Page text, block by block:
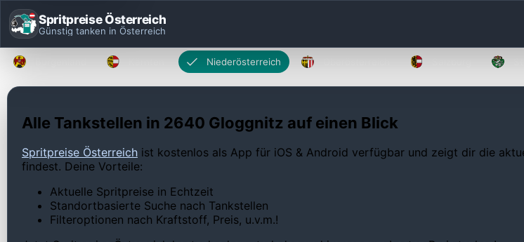
Spritpreise Österreich
Günstig tanken in Österreich
Niederösterreich
Alle Tankstellen in 2640 Gloggnitz auf einen Blick
Spritpreise Österreich ist kostenlos als App für iOS & Android verfügbar und zeigt dir die
findest. Deine Vorteile:
Aktuelle Spritpreise in Echtzeit
Standortbasierte Suche nach Tankstellen
Filteroptionen nach Kraftstoff, Preis, u.v.m.!